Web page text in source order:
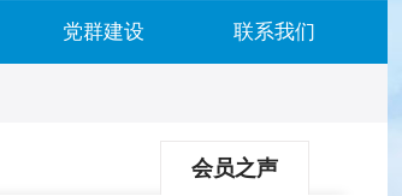
党群建设 联系我们
会员之声